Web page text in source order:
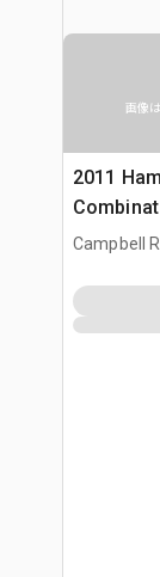
画像
2011
Campbell